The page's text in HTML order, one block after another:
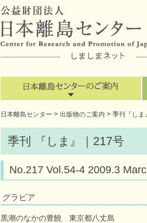
日本離島センター > 出版物のご案内 > 季刊『しま』
季刊 『しま』｜217号
No.217 Vol.54-4 2009.3
グラビア
黒潮のなかの豊饒 東京都八丈島